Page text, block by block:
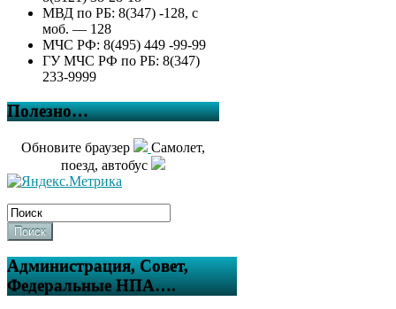
МВД по РБ: 8(347) -128, с
моб. — 128
МЧС РФ: 8(495) 449 -99-99
ГУ МЧС РФ по РБ: 8(347)
233-9999
Полезно…
Обновите браузер
Самолет,
поезд, автобус
Поиск
Администрация, Совет,
Федеральные НПА….